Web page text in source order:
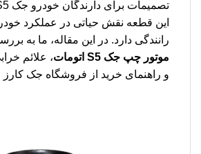
این قطعه نقش حیاتی در عملکرد
رانندگی دارد. در این مقاله، ما به
موتور چپ جک S5 اتومات
، علائم
و راهنمای خرید از فروشگاه جک کارز